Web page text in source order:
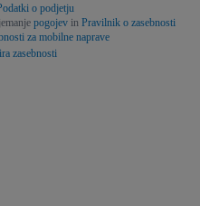
o podjetju
pogojev in Pravilnik o zasebnosti
za mobilne naprave
zasebnosti